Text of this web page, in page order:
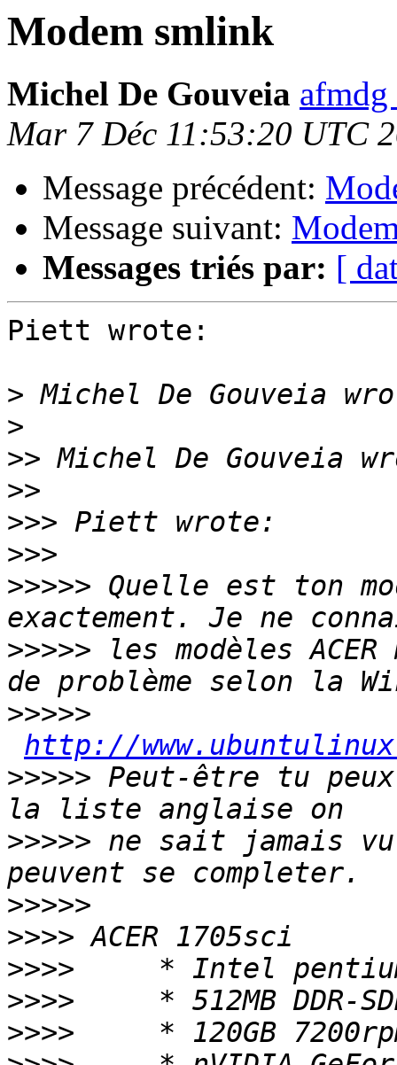
Modem smlink
Michel De Gouveia
Mar 7 Déc 11:53:20 UTC
Message précédent:
Message suivant:
Messages triés par: [
Piett wrote:
>
>
>>
>>
>>>
>>>
>>>>> Quelle est ton
>>>>> les modèles
>>>>>
http://
>>>>> Peut-être tu peux
>>>>> ne sait jamais
>>>>>
>>>>
>>>>
>>>>
>>>>